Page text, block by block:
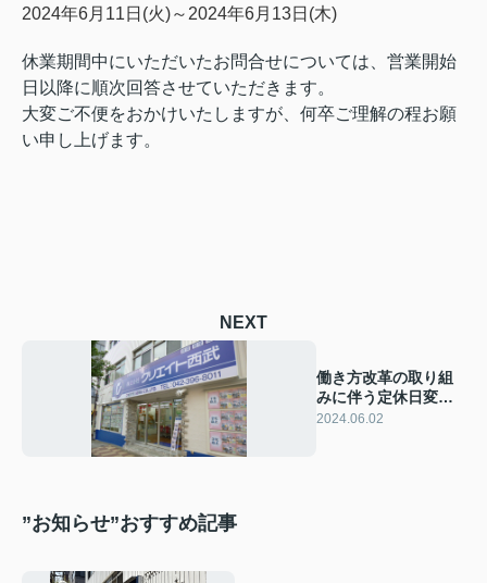
2024年6月11日(火)～2024年6月13日(木)
休業期間中にいただいたお問合せについては、営業開始
日以降に順次回答させていただきます。
大変ご不便をおかけいたしますが、何卒ご理解の程お願
い申し上げます。
NEXT
働き方改革の取り組
みに伴う定休日変更
のお知らせ
2024.06.02
”お知らせ”おすすめ記事